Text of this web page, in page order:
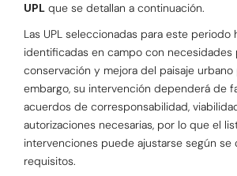
UPL que se detallan a continuación.
Las UPL seleccionadas para este periodo
identificadas en campo con necesidades
conservación y mejora del paisaje urbano
embargo, su intervención dependerá de
acuerdos de corresponsabilidad,
autorizaciones necesarias, por lo que el
intervenciones puede ajustarse según se
requisitos.